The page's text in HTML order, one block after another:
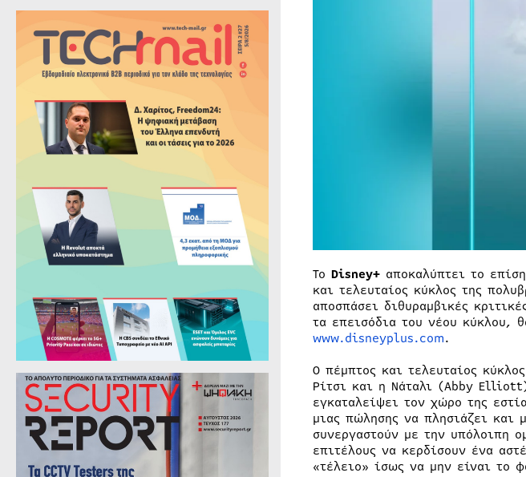
Το Disney+αποκαλύπτει το
και τελευταίος κύκλος της
αποσπάσει διθυραμβικές
τα επεισόδια του νέου κύκλου,
www.disneyplus.com.
Ο πέμπτος και τελευταίος
Ρίτσι και η Νάταλι (Abby
εγκαταλείψει τον χώρο της
μιας πώλησης να πλησιάζει και
συνεργαστούν με την υπόλοιπη
επιτέλους να κερδίσουν ένα
«τέλειο» ίσως να μην είναι το